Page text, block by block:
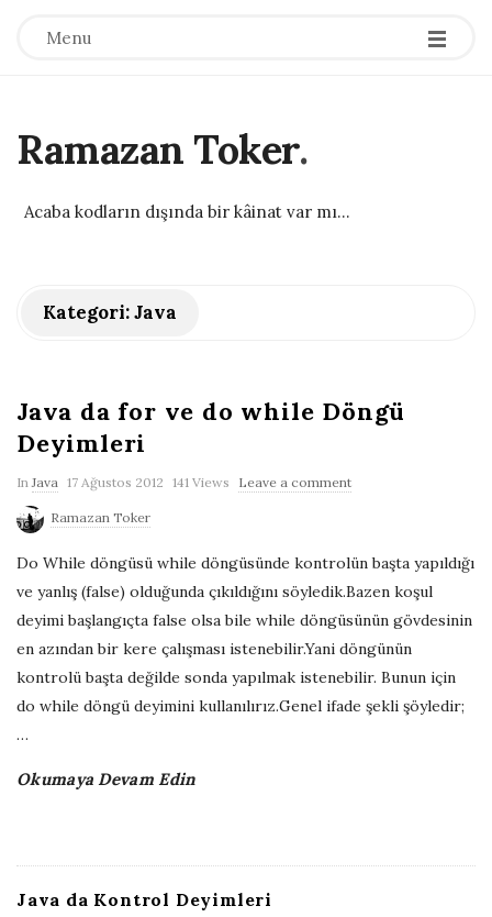
Menu
Ramazan Toker.
Acaba kodların dışında bir kâinat var mı...
Kategori:Java
Java da for ve do while Döngü
Deyimleri
InJava P
l
i
s
h
e
17 Ağustos 2012 141 Views Leave a comment
Ramazan Toker
Do While döngüsü while döngüsünde kontrolün başta yapıldığı
ve yanlış (false) olduğunda çıkıldığını söyledik.Bazen koşul
deyimi başlangıçta false olsa bile while döngüsünün gövdesinin
en azından bir kere çalışması istenebilir.Yani döngünün
kontrolü başta değilde sonda yapılmak istenebilir. Bunun için
do while döngü deyimini kullanılırız.Genel ifade şekli şöyledir;
…
Okumaya Devam Edin
Java da Kontrol Deyimleri